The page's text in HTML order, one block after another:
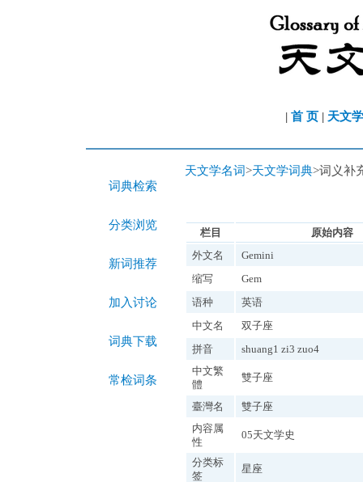
| 首 页 | 天文
词典检索
分类浏览
新词推荐
加入讨论
词典下载
常检词条
天文学名词>天文学词典>词义补
栏目
原始内容
外文名
Gemini
缩写
Gem
语种
英语
中文名
双子座
拼音
shuang1 zi3 zuo4
中文繁
體
雙子座
臺灣名
雙子座
内容属
性
05天文学史
分类标
签
星座